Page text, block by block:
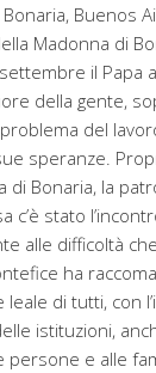
Buenos
Madonna di
il Papa
della gente,
del
speranze.
di Bonaria, la
c’è stato
alle difficoltà
ha
leale di tutti, con
istituzioni,
persone e alle